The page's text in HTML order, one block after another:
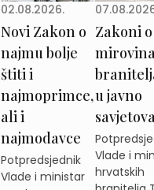
02.08.2026.
Novi Zakon o
najmu bolje
štiti i
najmoprimce,
ali i
najmodavce
Potpredsjednik
Vlade i ministar
Zakoni o
u javno
Vlade i
hrvatskih